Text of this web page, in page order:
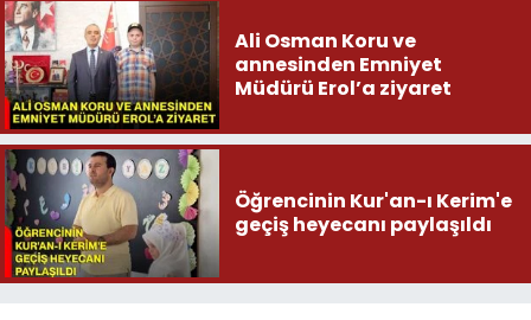
Ali Osman Koru ve
annesinden Emniyet
Müdürü Erol’a ziyaret
Öğrencinin Kur'an-ı Kerim'e
geçiş heyecanı paylaşıldı